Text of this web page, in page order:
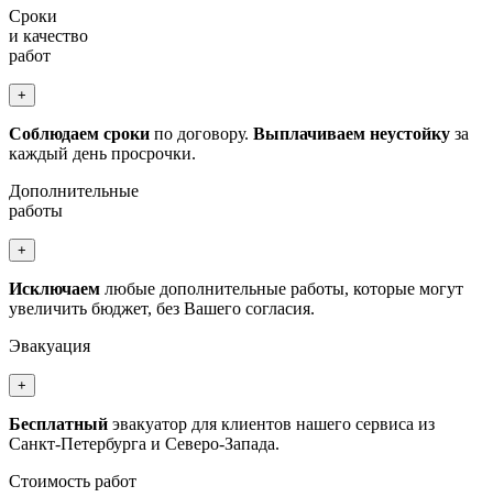
Сроки
и качество
работ
+
Соблюдаем сроки по договору. Выплачиваем неустойку за
каждый день просрочки.
Дополнительные
работы
+
Исключаем любые дополнительные работы, которые могут
увеличить бюджет, без Вашего согласия.
Эвакуация
+
Бесплатный эвакуатор для клиентов нашего сервиса из
Санкт-Петербурга и Северо-Запада.
Стоимость работ